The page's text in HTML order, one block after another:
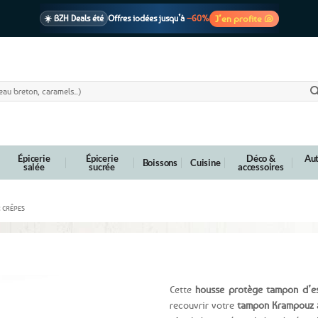
☀️ BZH Deals été Offres iodées jusqu’à –60% J’en profite 🐚
Épicerie
salée
Épicerie
sucrée Boissons Cuisine Déco &
accessoires
Cettehousse protège tampon
recouvrir votretampon